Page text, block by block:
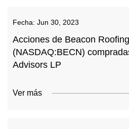
Fecha: Jun 30, 2023
Acciones de Beacon
(NASDAQ:BECN)
Advisors LP
Ver más